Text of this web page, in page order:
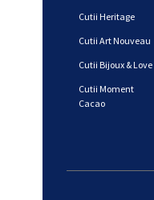
Cutii Heritage
Cutii Art Nouveau
Cutii Bijoux & Love
Cutii Moment
Cacao